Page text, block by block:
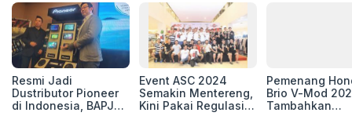
Resmi Jadi
Dustributor Pioneer
di Indonesia, BAPJ
Event ASC 2024
Semakin Mentereng,
Kini Pakai Regulasi
Pemenang
Brio V-Mod
Tambahkan